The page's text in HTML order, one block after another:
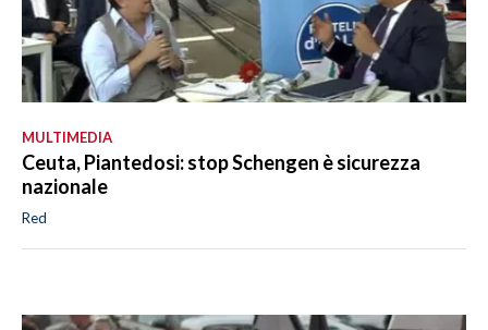
MULTIMEDIA
Ceuta, Piantedosi: stop Schengen è sicurezza
nazionale
Red